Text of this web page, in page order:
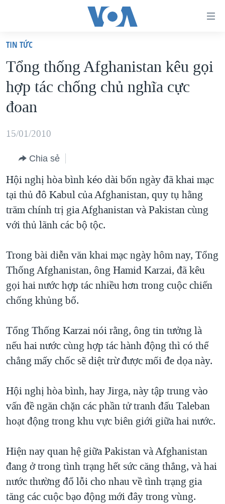
truy
cập
Tới
nội
chính
hướng
chính
Đi
tới
VIỆT NAM
HOA KỲ
BIỂN ĐÔNG
THẾ GIỚI
DIỄN ĐÀN
MỤC
TỰ DO BÁO CHÍ
VẠCH TRẦN TIN GIẢ
ĐỜI SỐNG
KINH TẾ
KHOA HỌC
SỨC KHOẺ
VĂN HOÁ
THỂ THAO
GIÁO DỤC
CHUYÊN ĐỀ
CHIẾN TRANH THƯƠNG MẠI CỦA MỸ: QUÁ KHỨ VÀ HIỆN
TẠI
MỘT NĂM CHIẾN TRANH TẠI DẢI GAZA
GIẢI MÃ VÀNH ĐAI & CON ĐƯỜNG
NGÀY TỊ NẠN THẾ GIỚI
GROUND ZERO – XƯA VÀ NAY
CHI PHÍ CHIẾN TRANH AFGHANISTAN
THƯỢNG ĐỈNH TRUMP-KIM TẠI VIỆT NAM
TRỊNH VĨNH BÌNH VS. CHÍNH PHỦ VIỆT NAM
NGƯ DÂN VIỆT VÀ LÀN SÓNG TRỘM HẢI SÂM
QUAN HỆ VIỆT MỸ
HỌC TIẾNG ANH
NGHE
MẠNG XÃ HỘI
Ngôn ngữ khác
TIN TỨC
Tổng thống Afghanistan kêu gọi
hợp tác chống chủ nghĩa cực
đoan
15/01/2010
Chia sẻ
Hội nghị hòa bình kéo dài bốn ngày đã khai mạc
tại thủ đô Kabul của Afghanistan, quy tụ hằng
trăm chính trị gia Afghanistan và Pakistan cùng
với thủ lãnh các bộ tộc.
Trong bài diễn văn khai mạc ngày hôm nay, Tổng
Thống Afghanistan, ông Hamid Karzai, đã kêu
gọi hai nước hợp tác nhiều hơn trong cuộc chiến
chống khủng bố.
Tổng Thống Karzai nói rằng, ông tin tưởng là
nếu hai nước cùng hợp tác hành động thì có thể
chẳng mấy chốc sẽ diệt trừ được mối đe dọa này.
Hội nghị hòa bình, hay Jirga, này tập trung vào
vấn đề ngăn chặn các phần tử tranh đấu Taleban
hoạt động trong khu vực biên giới giữa hai nước.
Hiện nay quan hệ giữa Pakistan và Afghanistan
đang ở trong tình trạng hết sức căng thẳng, và hai
nước thường đổ lỗi cho nhau về tình trạng gia
tăng các cuộc bạo động mới đây trong vùng.